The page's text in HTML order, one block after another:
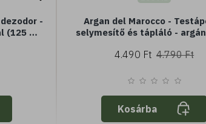
-
(125 ml)
Argan del Marocco -
selymesítő és tápláló -
4.490 Ft 4.790 Ft
Kosárba